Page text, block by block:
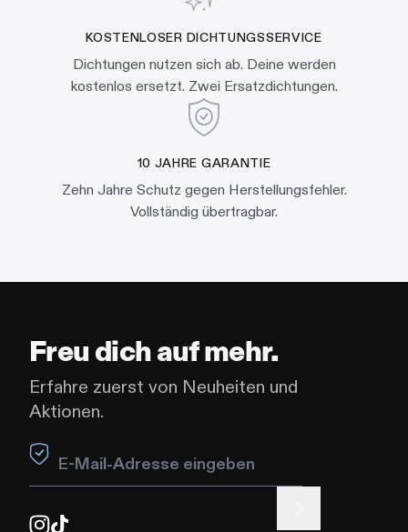
KOSTENLOSER DICHTUNGSSERVICE
Dichtungen nutzen sich ab. Deine werden
kostenlos ersetzt. Zwei Ersatzdichtungen.
10 JAHRE GARANTIE
Zehn Jahre Schutz gegen Herstellungsfehler.
Vollständig übertragbar.
Freu dich auf mehr.
Erfahre zuerst von Neuheiten und
Aktionen.
Leave this field blank